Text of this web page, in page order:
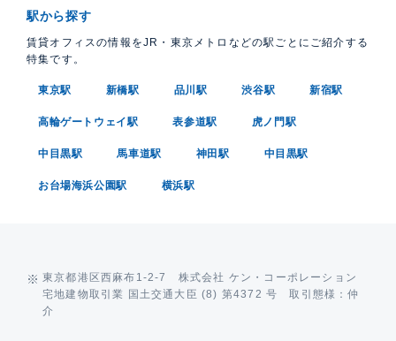
駅から探す
賃貸オフィスの情報をJR・東京メトロなどの駅ごとにご紹介する
特集です。
東京駅 新橋駅 品川駅 渋谷駅 新宿駅
高輪ゲートウェイ駅 表参道駅 虎ノ門駅
中目黒駅 馬車道駅 神田駅 中目黒駅
お台場海浜公園駅 横浜駅
東京都港区西麻布1-2-7 株式会社 ケン・コーポレーション
宅地建物取引業 国土交通大臣 (8) 第4372 号 取引態様：仲
介